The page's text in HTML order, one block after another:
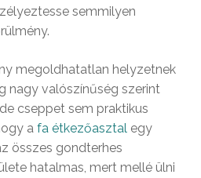
semmilyen
megoldhatatlan helyzetnek
nagy valószínűség szerint
cseppet sem praktikus
a fa étkezőasztal egy
összes gondterhes
hatalmas, mert mellé ülni